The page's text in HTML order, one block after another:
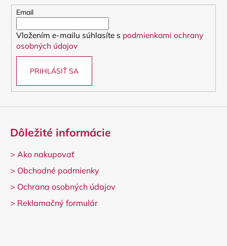
Email
Vložením e-mailu súhlasíte s podmienkami ochrany
osobných údajov
PRIHLÁSIŤ SA
Dôležité informácie
> Ako nakupovať
> Obchodné podmienky
> Ochrana osobných údajov
> Reklamačný formulár